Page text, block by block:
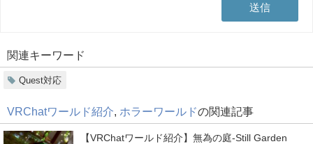
関連キーワード
Quest対応
VRChatワールド紹介, ホラーワールドの関連記事
【VRChatワールド紹介】無為の庭-Still Garden